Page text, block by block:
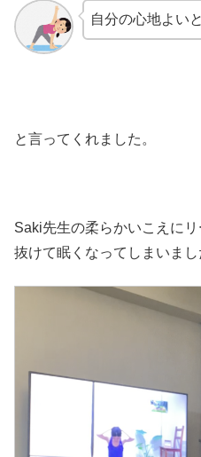
自分の心地よい
と言ってくれました。
Saki先生の柔らかいこえに
抜けて眠くなってしまいまし